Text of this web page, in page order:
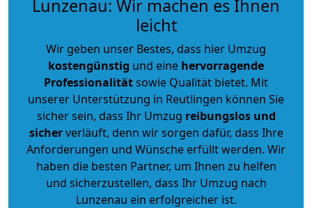
Lunzenau: Wir machen es Ihnen
leicht
Wir geben unser Bestes, dass hier Umzug
kostengünstig und eine hervorragende
Professionalitätsowie Qualität bietet. Mit
unserer Unterstützung in Reutlingen können Sie
sicher sein, dass Ihr Umzug reibungslos und
sicherverläuft, denn wir sorgen dafür, dass Ihre
Anforderungen und Wünsche erfüllt werden. Wir
haben die besten Partner, um Ihnen zu helfen
und sicherzustellen, dass Ihr Umzug nach
Lunzenau ein erfolgreicher ist.